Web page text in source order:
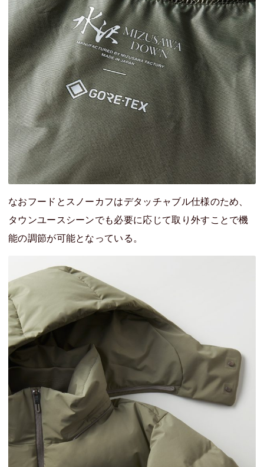
なおフードとスノーカフはデタッチャブル仕様のため、
タウンユースシーンでも必要に応じて取り外すことで機
能の調節が可能となっている。